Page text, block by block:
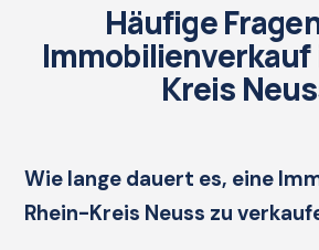
Häufige
Immobilienverkauf
Kreis
Wie lange dauert es, eine
Rhein-Kreis Neuss zu